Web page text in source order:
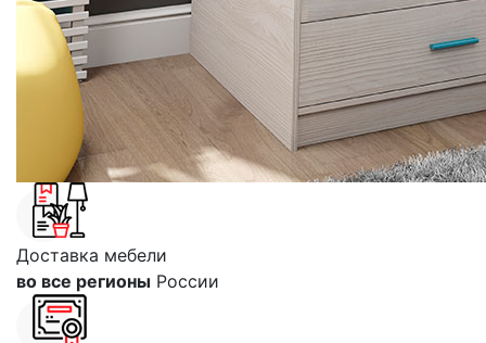
Доставка мебели
во все регионы России